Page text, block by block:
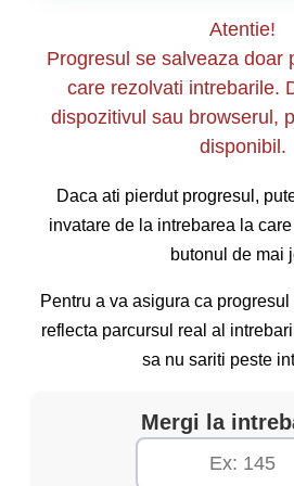
de circulație a avut ca rezultat
propriului vehicul.
Atentie!
Progresul se salveaza doar
care rezolvati intrebarile.
dispozitivul sau browserul,
disponibil.
Daca ati pierdut progresul,
invatare de la intrebarea la
butonul de mai
Pentru a va asigura ca
reflecta parcursul real al
sa nu sariti peste
Mergi la